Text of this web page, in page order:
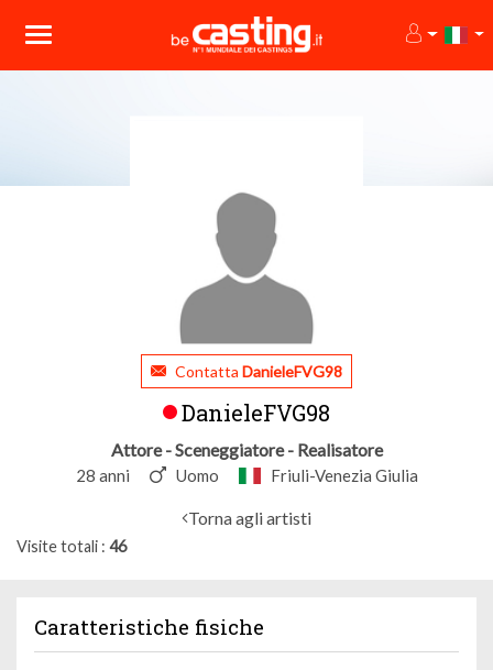
ContattaDanieleFVG98
DanieleFVG98
Attore - Sceneggiatore - Realisatore
28 anni Uomo Friuli-Venezia Giulia
Torna agli artisti
Visite totali 46
Caratteristiche fisiche